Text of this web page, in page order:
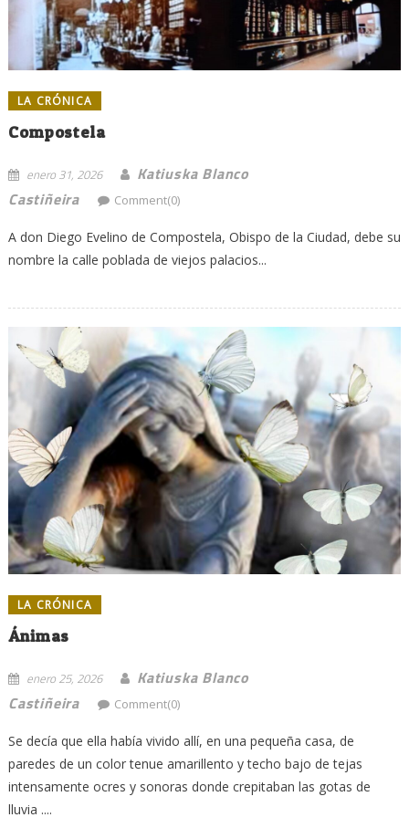
LA CRÓNICA
Compostela
enero 31, 2026
Katiuska Blanco
Castiñeira
Comment(0)
A don Diego Evelino de Compostela, Obispo de la Ciudad, debe su
nombre la calle poblada de viejos palacios...
LA CRÓNICA
Ánimas
enero 25, 2026
Katiuska Blanco
Castiñeira
Comment(0)
Se decía que ella había vivido allí, en una pequeña casa, de
paredes de un color tenue amarillento y techo bajo de tejas
intensamente ocres y sonoras donde crepitaban las gotas de
lluvia ....